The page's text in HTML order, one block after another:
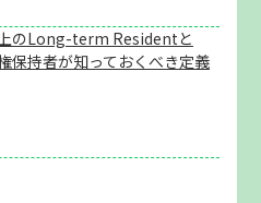
のLong-term Residentと
保持者が知っておくべき定義